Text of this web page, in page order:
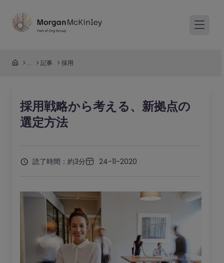
... 記事 採用
採用戦略から考える、新拠点の
選定方法
読了時間：約3分 24-11-2020